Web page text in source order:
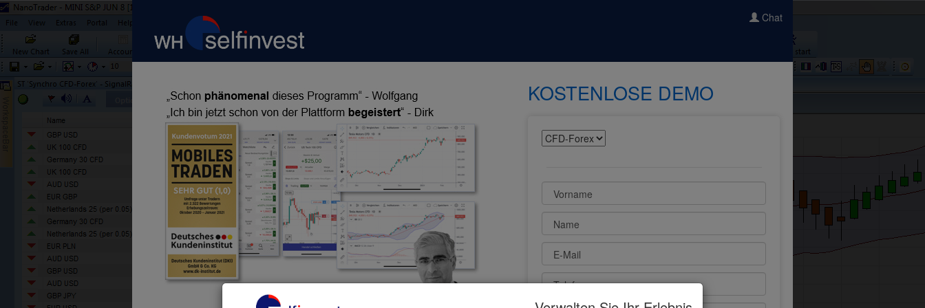
Chat
KOSTENLOSE DEMO
Vorname
Name
E-Mail
Telefon